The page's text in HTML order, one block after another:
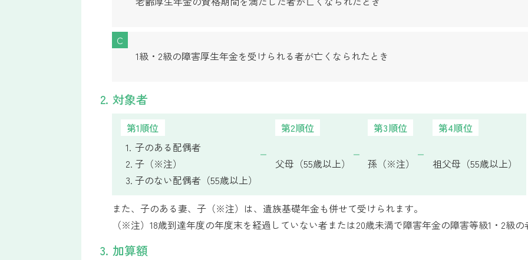
C
1級・2級の障害厚生年金を受けられる者が亡くなられたとき
2. 対象者
第1順位
子のある配偶者
子（※注）
子のない配偶者（55歳以上）
第2順位
父母（55歳以上）
第3順位
孫（※注）
第4順位
祖父母（55歳以上）
また、子のある妻、子（※注）は、遺族基礎年金も併せて受けられます。
（※注）18歳到達年度の年度末を経過していない者または20歳未満で障害年金の障害等級1・2級の
3. 加算額